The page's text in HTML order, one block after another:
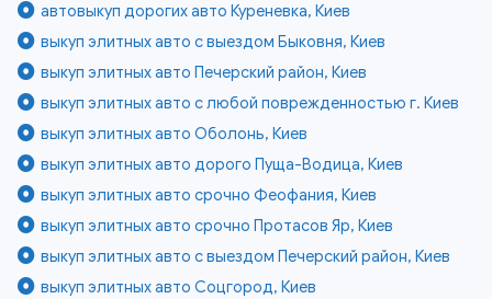
автовыкуп дорогих авто Куреневка, Киев
выкуп элитных авто с выездом Быковня, Киев
выкуп элитных авто Печерский район, Киев
выкуп элитных авто с любой поврежденностью г. Киев
выкуп элитных авто Оболонь, Киев
выкуп элитных авто дорого Пуща-Водица, Киев
выкуп элитных авто срочно Феофания, Киев
выкуп элитных авто срочно Протасов Яр, Киев
выкуп элитных авто с выездом Печерский район, Киев
выкуп элитных авто Соцгород, Киев